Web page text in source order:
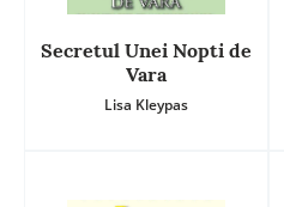
Secretul Unei Nopti de
Vara
Lisa Kleypas